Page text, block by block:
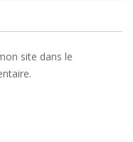
site dans le